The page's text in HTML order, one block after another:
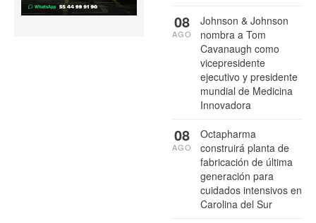
Johnson & Johnson
nombra a Tom
Cavanaugh como
vicepresidente
ejecutivo y presidente
mundial de Medicina
Innovadora
08
AGO
Octapharma
construirá planta de
fabricación de última
generación para
cuidados intensivos en
Carolina del Sur
08
AGO